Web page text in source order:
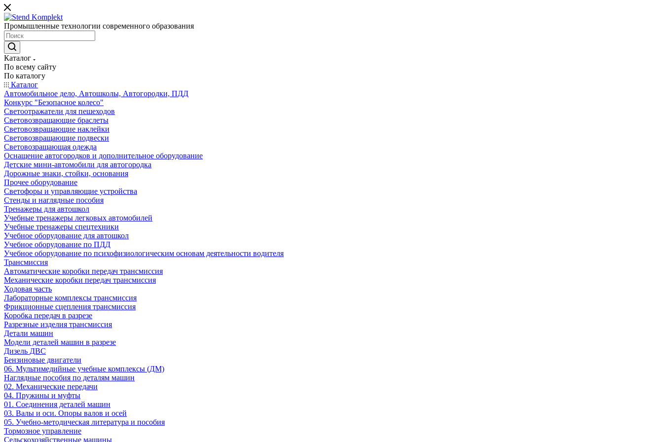
Промышленные технологии современного образования
Каталог
По всему сайту
По каталогу
Каталог
Автомобильное дело, Автошколы, Автогородки, ПДД
Конкурс "Безопасное колесо"
Светоотражатели для пешеходов
Световозвращающие браслеты
Световозвращающие наклейки
Световозвращающие подвески
Световозращающая одежда
Оснащение автогородков и дополнительное оборудование
Детские мини-автомобили для автогородка
Дорожные знаки, стойки, основания
Прочее оборудование
Светофоры и управляющие устройства
Стенды и наглядные пособия
Тренажеры для автошкол
Учебные тренажеры легковых автомобилей
Учебные тренажеры спецтехники
Учебное оборудование для автошкол
Учебное оборудование по ПДД
Учебное оборудование по психофизиологическим основам деятельности водителя
Трансмиссия
Автоматические коробки передач трансмиссия
Механические коробки передач трансмиссия
Ходовая часть
Лабораторные комплексы трансмиссия
Фрикционные сцепления трансмиссия
Коробка передач в разрезе
Разрезные изделия трансмиссия
Детали машин
Модели деталей машин в разрезе
Дизель ДВС
Бензиновые двигатели
06. Мультимедийные учебные комплексы (ДМ)
Наглядные пособия по деталям машин
02. Механические передачи
04. Пружины и муфты
01. Соединения деталей машин
03. Валы и оси. Опоры валов и осей
05. Учебно-методическая литература и пособия
Тормозное управление
Сельскохозяйственные машины